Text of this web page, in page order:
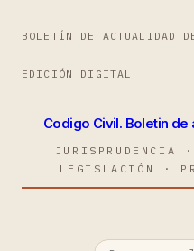
BOLETÍN DE ACTUALIDAD
EDICIÓN DIGITAL
Codigo Civil. Boletin
JURISPRUDENCIA ·
LEGISLACIÓN ·